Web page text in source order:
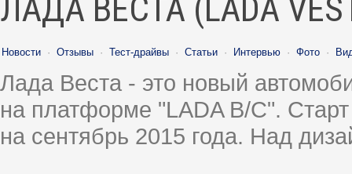
ЛАДА ВЕСТА (LADA
Новости · Отзывы · Тест-драйвы · Статьи · Интервью · Фото ·
Лада Веста - это новый
на платформе "LADA B/C".
на сентябрь 2015 года. Над